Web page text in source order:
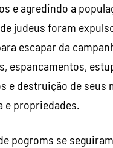
e agredindo a
judeus foram
escapar da
espancamentos,
e destruição de seus
e propriedades.
pogroms se